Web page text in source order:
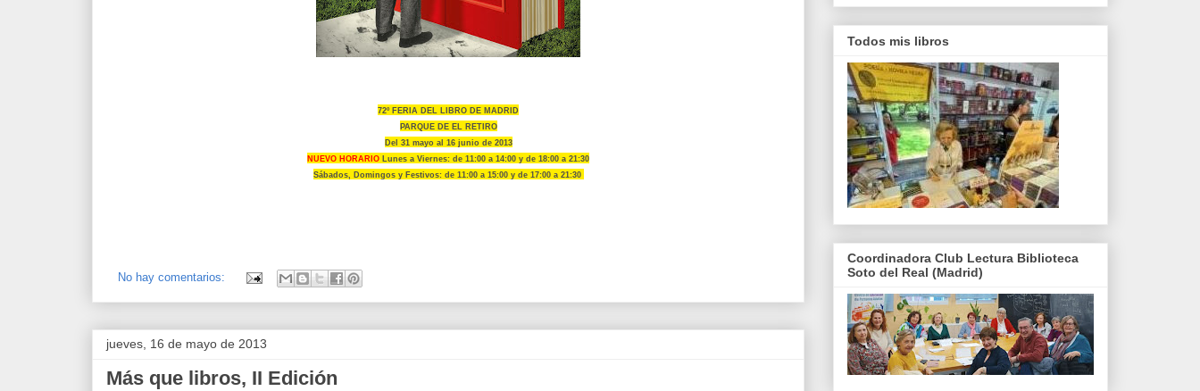
72º FERIA DEL LIBRO DE MADRID
PARQUE DE EL RETIRO
Del 31 mayo al 16 junio de 2013
NUEVO HORARIO Lunes a Viernes: de 11:00 a 14:00 y de 18:00 a 21:30
Sábados, Domingos y Festivos: de 11:00 a 15:00 y de 17:00 a 21:30
No hay comentarios:
jueves, 16 de mayo de 2013
Más que libros, II Edición
Todos mis libros
Coordinadora Club Lectura Biblioteca
Soto del Real (Madrid)